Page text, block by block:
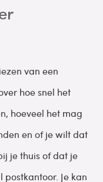
van een
hoe snel het
hoeveel het mag
en of je wilt dat
je thuis of dat je
Je kan